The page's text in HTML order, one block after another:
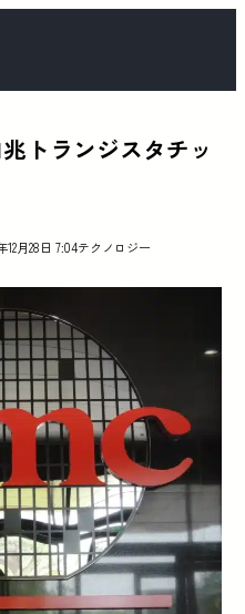
トランジスタチッ
12月28日 7:04テクノロジー